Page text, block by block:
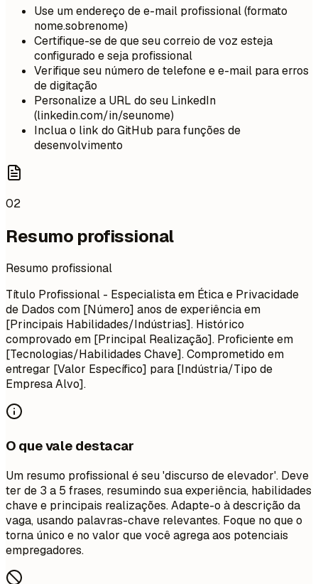
Use um endereço de e-mail profissional (formato
nome.sobrenome)
Certifique-se de que seu correio de voz esteja
configurado e seja profissional
Verifique seu número de telefone e e-mail para erros
de digitação
Personalize a URL do seu LinkedIn
(linkedin.com/in/seunome)
Inclua o link do GitHub para funções de
desenvolvimento
02
Resumo profissional
Resumo profissional
Título Profissional - Especialista em Ética e Privacidade
de Dados com [Número] anos de experiência em
[Principais Habilidades/Indústrias]. Histórico
comprovado em [Principal Realização]. Proficiente em
[Tecnologias/Habilidades Chave]. Comprometido em
entregar [Valor Específico] para [Indústria/Tipo de
Empresa Alvo].
O que vale destacar
Um resumo profissional é seu 'discurso de elevador'. Deve
ter de 3 a 5 frases, resumindo sua experiência, habilidades
chave e principais realizações. Adapte-o à descrição da
vaga, usando palavras-chave relevantes. Foque no que o
torna único e no valor que você agrega aos potenciais
empregadores.